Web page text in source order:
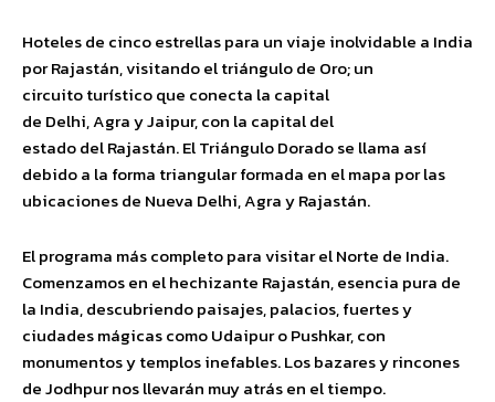
Hoteles de cinco estrellas para un viaje inolvidable a India
por Rajastán, visitando el triángulo de Oro; un
circuito turístico que conecta la capital
de Delhi, Agra y Jaipur, con la capital del
estado del Rajastán. El Triángulo Dorado se llama así
debido a la forma triangular formada en el mapa por las
ubicaciones de Nueva Delhi, Agra y Rajastán.
El programa más completo para visitar el Norte de India.
Comenzamos en el hechizante Rajastán, esencia pura de
la India, descubriendo paisajes, palacios, fuertes y
ciudades mágicas como Udaipur o Pushkar, con
monumentos y templos inefables. Los bazares y rincones
de Jodhpur nos llevarán muy atrás en el tiempo.